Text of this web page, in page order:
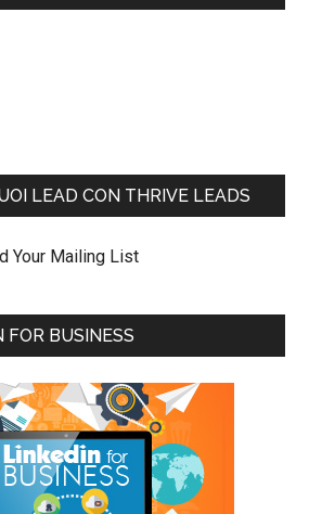
LEAD CON THRIVE LEADS
FOR BUSINESS